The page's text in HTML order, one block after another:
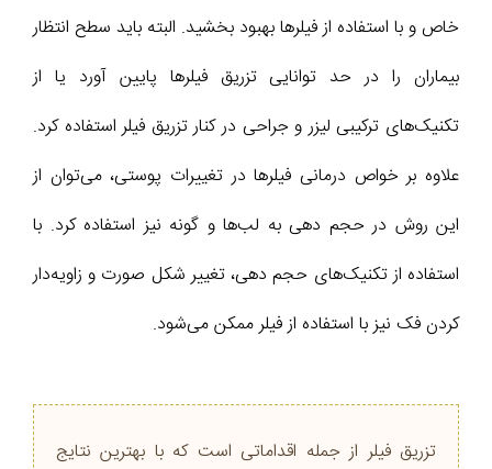
خاص و با استفاده از فیلر‌ها بهبود بخشید. البته باید سطح انتظار
بیماران را در حد توانایی تزریق فیلر‌ها پایین آورد یا از
تکنیک‌های ترکیبی لیزر و جراحی در کنار تزریق فیلر استفاده کرد.
علاوه بر خواص درمانی فیلر‌ها در تغییرات پوستی، می‌توان از
این روش در حجم دهی به لب‌ها و گونه نیز استفاده کرد. با
استفاده از تکنیک‌های حجم دهی، تغییر شکل صورت و زاویه‌دار
کردن فک نیز با استفاده از فیلر ممکن می‌شود.
تزریق فیلر از جمله اقداماتی است که با بهترین نتایج